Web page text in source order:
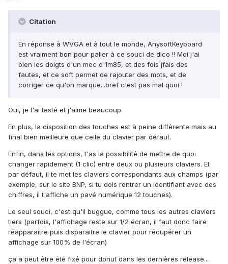
Citation
En réponse à WVGA et à tout le monde, AnysoftKeyboard
est vraiment bon pour palier à ce souci de dico !! Moi j'ai
bien les doigts d'un mec d'1m85, et des fois jfais des
fautes, et ce soft permet de rajouter des mots, et de
corriger ce qu'on marque...bref c'est pas mal quoi !
Oui, je l'ai testé et j'aime beaucoup.
En plus, la disposition des touches est à peine différente mais au
final bien meilleure que celle du clavier par défaut.
Enfin, dans les options, t'as la possibilité de mettre de quoi
changer rapidement (1 clic) entre deux ou plusieurs claviers. Et
par défaut, il te met les claviers correspondants aux champs (par
exemple, sur le site BNP, si tu dois rentrer un identifiant avec des
chiffres, il t'affiche un pavé numérique 12 touches).
Le seul souci, c'est qu'il buggue, comme tous les autres claviers
tiers (parfois, l'affichage reste sur 1/2 écran, il faut donc faire
réapparaitre puis disparaitre le clavier pour récupérer un
affichage sur 100% de l'écran)
ça a peut être été fixé pour donut dans les dernières release...